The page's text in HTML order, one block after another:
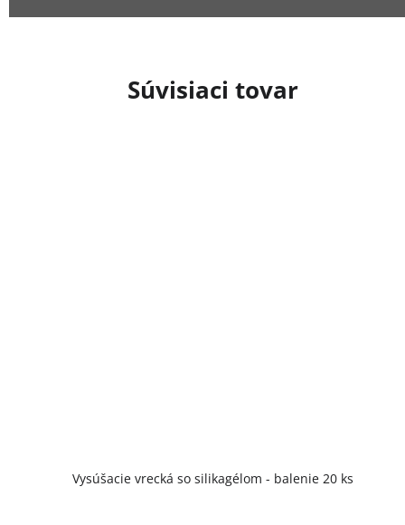
Súvisiaci tovar
Vysúšacie vrecká so silikagélom - balenie 20 ks